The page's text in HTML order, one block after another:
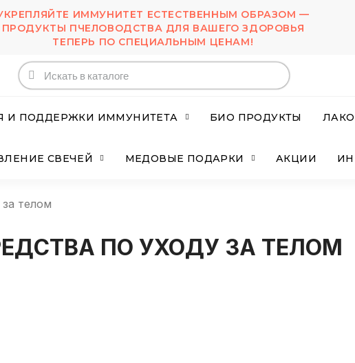
ИММУНИТЕТ ЕСТЕСТВЕННЫМ ОБРАЗОМ —
ПРОДУКТЫ ПЧЕЛОВОДСТВА ДЛЯ ВАШЕГО ЗДОРОВЬЯ
ТЕПЕРЬ ПО СПЕЦИАЛЬНЫМ ЦЕНАМ!
И ПОДДЕРЖКИ ИММУНИТЕТА БИО ПРОДУКТЫ
СВЕЧЕЙ МЕДОВЫЕ ПОДАРКИ АКЦИИ
телом
ПО УХОДУ ЗА ТЕЛОМ